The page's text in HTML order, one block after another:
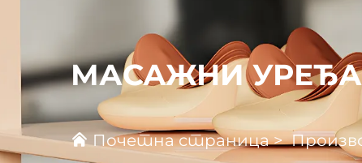
МАСАЖНИ
Почетна страница>